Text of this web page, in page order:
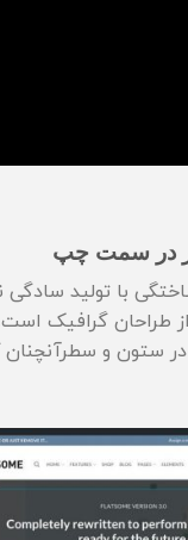
در سمت چپ
با تولید سادگی
طراحان گرافیک
در ستون و